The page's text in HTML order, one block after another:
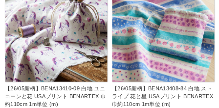
【26/05新柄】BENA13410-09 白地 ユニ
コーンと花 USAプリント BENARTEX 巾
約110cm 1m単位 (m)
【26/05新柄】BENA13408-84 白地 スト
ライプ 花と星 USAプリント BENARTEX
巾約110cm 1m単位 (m)